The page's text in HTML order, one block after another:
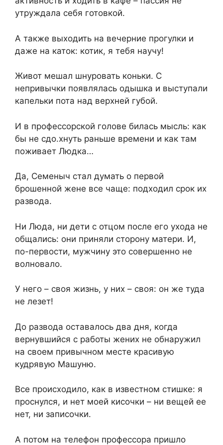
утруждала себя готовкой.
А также выходить на вечерние прогулки и
даже на каток: котик, я тебя научу!
Живот мешал шнуровать коньки. С
непривычки появлялась одышка и выступали
капельки пота над верхней губой.
И в профессорской голове билась мысль: как
бы не сдо.хнуть раньше времени и как там
поживает Людка…
Да, Семеныч стал думать о первой
брошенной жене все чаще: подходил срок их
развода.
Ни Люда, ни дети с отцом после его ухода не
общались: они приняли сторону матери. И,
по-первости, мужчину это совершенно не
волновало.
У него – своя жизнь, у них – своя: он же туда
не лезет!
До развода оставалось два дня, когда
вернувшийся с работы жених не обнаружил
на своем привычном месте красивую
кудрявую Машуню.
Все происходило, как в известном стишке: я
проснулся, и нет моей кисочки – ни вещей ее
нет, ни записочки.
А потом на телефон профессора пришло